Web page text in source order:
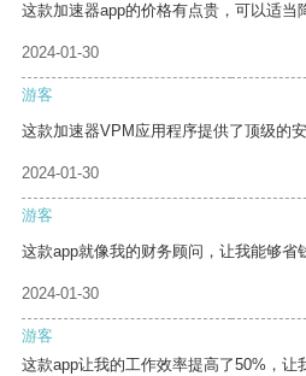
这款加速器app的价格有点贵，可以适当
2024-01-30
游客
这款加速器VPM应用程序提供了顶级的
2024-01-30
游客
这款app就像我的财务顾问，让我能够省
2024-01-30
游客
这款app让我的工作效率提高了50%，让